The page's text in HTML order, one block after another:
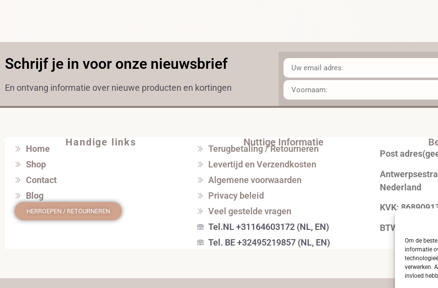
Om de
informatie
verwerken.
invloed
Schrijf je in voor onze nieuwsbrief
En ontvang informatie over nieuwe producten en kortingen
Handige links
Home
Shop
Contact
Blog
HERROEPEN / RETOURNEREN
Nuttige Informatie
Terugbetaling / Retourneren
Levertijd en Verzendkosten
Algemene voorwaarden
Privacy beleid
Veel gestelde vragen
Tel.NL +31164603172 (NL, EN)
Tel. BE +32495219857 (NL, EN)
Post
Nederland
KVK:
BTW: